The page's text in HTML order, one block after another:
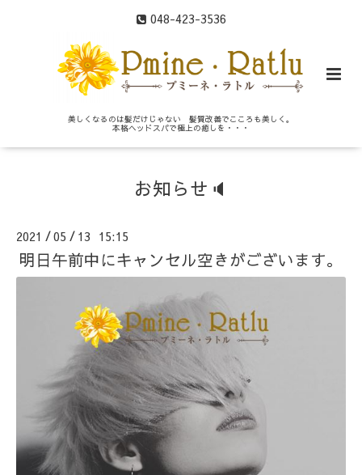
048-423-3536
美しくなるのは髪だけじゃない 髪質改善でこころも美しく。
本格ヘッドスパで極上の癒しを・・・
お知らせ🔈
2021 /05 / 13 15:15
明日午前中にキャンセル空きがございます。